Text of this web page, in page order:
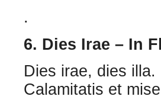
.
6. Dies Irae – In
Dies irae, dies illa.
Calamitatis et